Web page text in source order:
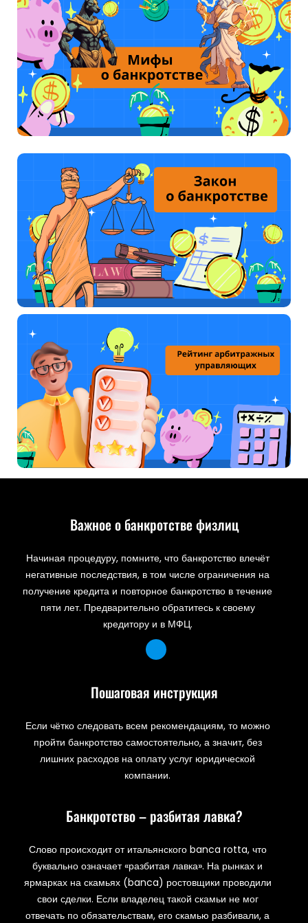
Важное о банкротстве физлиц
Начиная процедуру, помните, что банкротство влечёт
негативные последствия, в том числе ограничения на
получение кредита и повторное банкротство в течение
пяти лет. Предварительно обратитесь к своему
кредитору и в МФЦ.
Пошаговая инструкция
Если чётко следовать всем рекомендациям, то можно
пройти банкротство самостоятельно, а значит, без
лишних расходов на оплату услуг юридической
компании.
Банкротство – разбитая лавка?
Слово происходит от итальянского banca rotta, что
буквально означает «разбитая лавка». На рынках и
ярмарках на скамьях (banca) ростовщики проводили
свои сделки. Если владелец такой скамьи не мог
отвечать по обязательствам, его скамью разбивали, а